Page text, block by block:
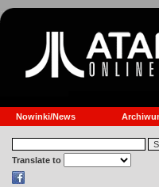
Nowinki/News
Translate to